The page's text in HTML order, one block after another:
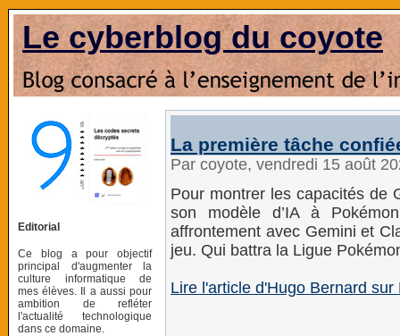
Le cyberblog du coyote
Editorial
Ce blog a pour objectif
principal d'augmenter la
culture informatique de
mes élèves. Il a aussi pour
ambition de refléter
l'actualité technologique
dans ce domaine.
La première tâche
Par coyote, vendredi 15 août
Pour montrer les capacités de
son modèle d’IA à
affrontement avec Gemini et
jeu. Qui battra la Ligue
Lire l'article d'Hugo Bernard sur